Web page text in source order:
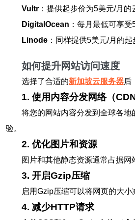
Vultr ：提供起步价为5美元/月
DigitalOcean ：每月最低可享
Linode ：同样提供5美元/月的
如何提升网站访问速度
选择了合适的新加坡云服务器后
1. 使用内容分发网络（CDN
将您的网站内容分发到全球各
验。
2. 优化图片和资源
图片和其他静态资源通常占据
3. 开启Gzip压缩
启用Gzip压缩可以将网页的大
4. 减少HTTP请求